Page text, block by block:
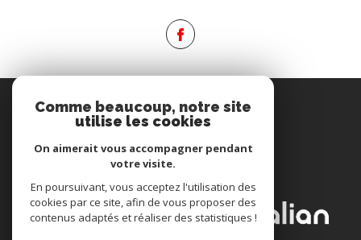
PROPRIÉTAIRE
ADHÉRONS
Comme beaucoup, notre site
utilise les cookies
On aimerait vous accompagner pendant
votre visite.
En poursuivant, vous acceptez l'utilisation des
cookies par ce site, afin de vous proposer des
contenus adaptés et réaliser des statistiques !